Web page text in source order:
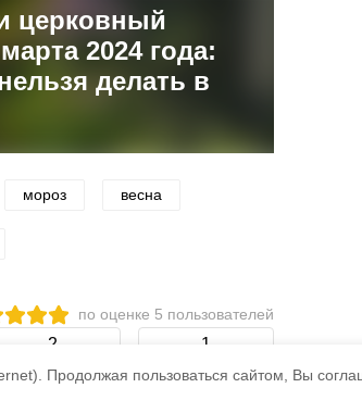
Продолжая пользоваться сайтом, Вы
церковный
2024 года:
делать в
мороз весна
по оценке 5 пользователей
2 1